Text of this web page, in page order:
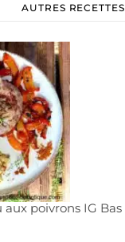
AUTRES RECETTES
aux poivrons IG Bas